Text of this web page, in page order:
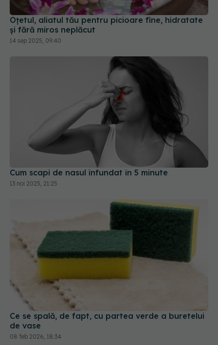
14 sep 2025, 09:40
Cum scapi de nasul înfundat în 5 minute
13 noi 2025, 21:25
Ce se spală, de fapt, cu partea verde a buretelui
de vase
08 feb 2026, 18:34